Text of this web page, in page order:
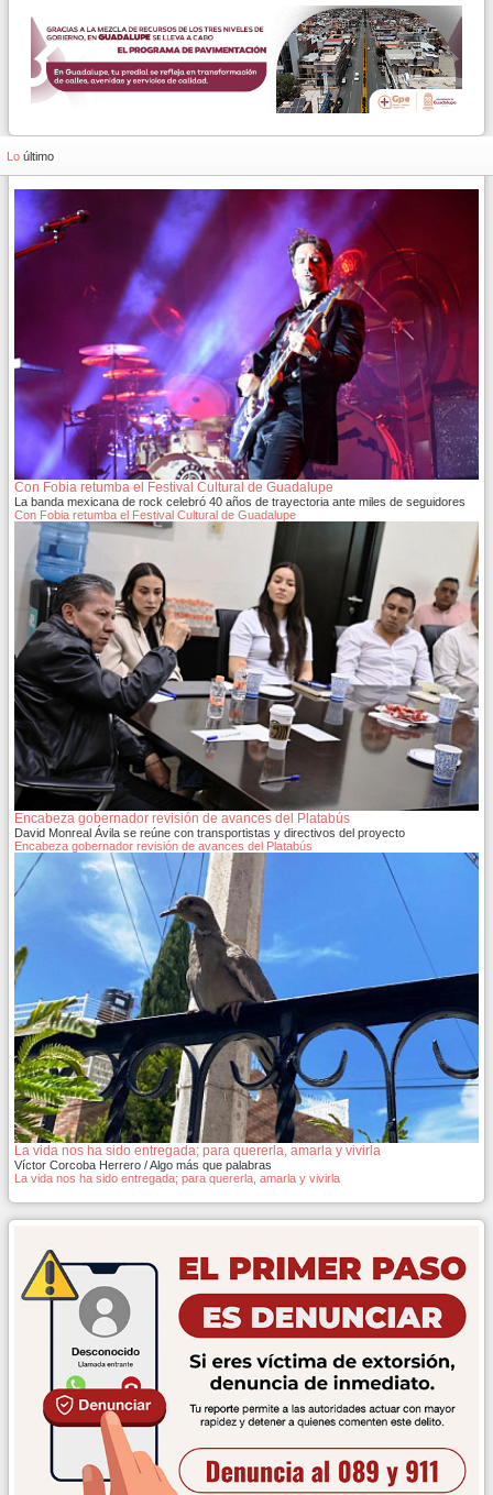
Lo último
Con Fobia retumba el Festival Cultural de Guadalupe
La banda mexicana de rock celebró 40 años de trayectoria ante miles de seguidores
Con Fobia retumba el Festival Cultural de Guadalupe
Encabeza gobernador revisión de avances del Platabús
David Monreal Ávila se reúne con transportistas y directivos del proyecto
Encabeza gobernador revisión de avances del Platabús
La vida nos ha sido entregada; para quererla, amarla y vivirla
Víctor Corcoba Herrero / Algo más que palabras
La vida nos ha sido entregada; para quererla, amarla y vivirla